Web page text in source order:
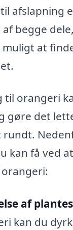
afslapning
begge
at
til orangeri
gøre det
kan få ved
af
kan du